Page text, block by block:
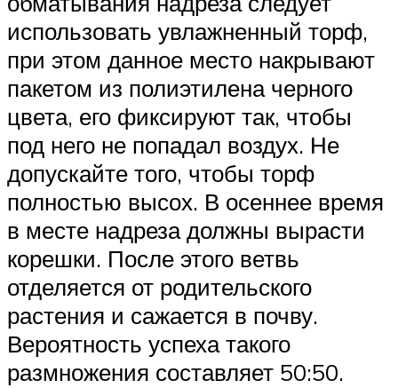
использовать увлажненный торф,
при этом данное место накрывают
пакетом из полиэтилена черного
цвета, его фиксируют так, чтобы
под него не попадал воздух. Не
допускайте того, чтобы торф
полностью высох. В осеннее время
в месте надреза должны вырасти
корешки. После этого ветвь
отделяется от родительского
растения и сажается в почву.
Вероятность успеха такого
размножения составляет 50:50.